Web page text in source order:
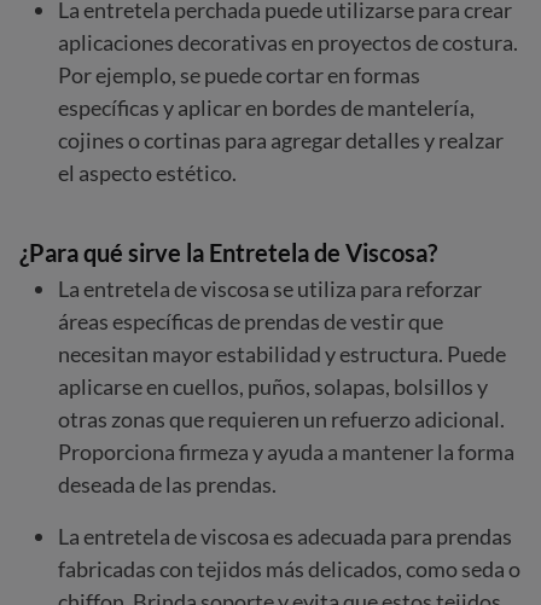
La entretela perchada puede utilizarse para crear
aplicaciones decorativas en proyectos de costura.
Por ejemplo, se puede cortar en formas
específicas y aplicar en bordes de mantelería,
cojines o cortinas para agregar detalles y realzar
el aspecto estético.
¿Para qué sirve la Entretela de Viscosa?
La entretela de viscosa se utiliza para reforzar
áreas específicas de prendas de vestir que
necesitan mayor estabilidad y estructura. Puede
aplicarse en cuellos, puños, solapas, bolsillos y
otras zonas que requieren un refuerzo adicional.
Proporciona firmeza y ayuda a mantener la forma
deseada de las prendas.
La entretela de viscosa es adecuada para prendas
fabricadas con tejidos más delicados, como seda o